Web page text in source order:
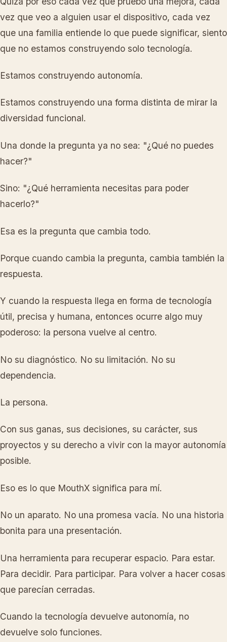
vez que veo a alguien usar el dispositivo, cada vez
que una familia entiende lo que puede significar, siento
que no estamos construyendo solo tecnología.
Estamos construyendo autonomía.
Estamos construyendo una forma distinta de mirar la
diversidad funcional.
Una donde la pregunta ya no sea: "¿Qué no puedes
hacer?"
Sino: "¿Qué herramienta necesitas para poder
hacerlo?"
Esa es la pregunta que cambia todo.
Porque cuando cambia la pregunta, cambia también la
respuesta.
Y cuando la respuesta llega en forma de tecnología
útil, precisa y humana, entonces ocurre algo muy
poderoso: la persona vuelve al centro.
No su diagnóstico. No su limitación. No su
dependencia.
La persona.
Con sus ganas, sus decisiones, su carácter, sus
proyectos y su derecho a vivir con la mayor autonomía
posible.
Eso es lo que MouthX significa para mí.
No un aparato. No una promesa vacía. No una historia
bonita para una presentación.
Una herramienta para recuperar espacio. Para estar.
Para decidir. Para participar. Para volver a hacer cosas
que parecían cerradas.
Cuando la tecnología devuelve autonomía, no
devuelve solo funciones.